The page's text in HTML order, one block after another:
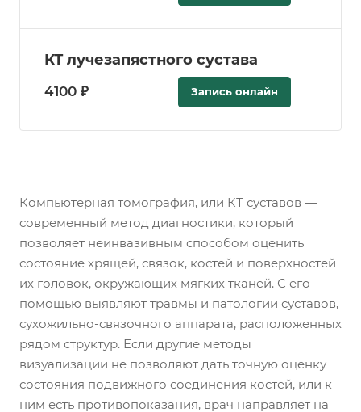
КТ лучезапястного сустава
4100 ₽ Запись онлайн
Компьютерная томография, или КТ суставов —
современный метод диагностики, который
позволяет неинвазивным способом оценить
состояние хрящей, связок, костей и поверхностей
их головок, окружающих мягких тканей. С его
помощью выявляют травмы и патологии суставов,
сухожильно-связочного аппарата, расположенных
рядом структур. Если другие методы
визуализации не позволяют дать точную оценку
состояния подвижного соединения костей, или к
ним есть противопоказания, врач направляет на